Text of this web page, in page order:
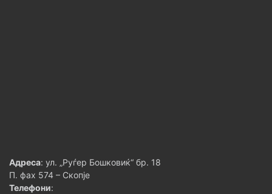
Адреса: ул. „Руѓер Бошковиќ“ бр. 18
П. фах 574 – Скопје
Телефони: